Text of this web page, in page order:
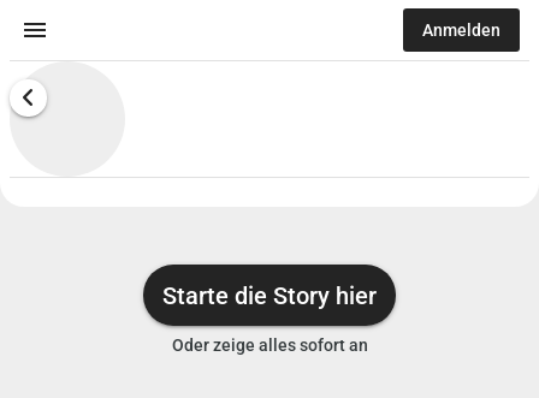
menu Anmelden
Starte die Story hier
Oder zeige alles sofort an